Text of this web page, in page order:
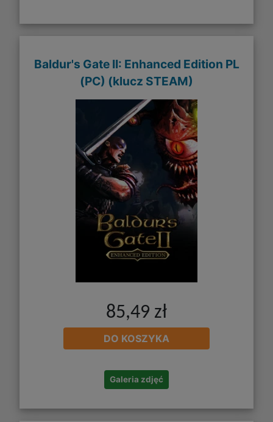
Baldur's Gate II: Enhanced Edition PL
(PC) (klucz STEAM)
85,49 zł
DO KOSZYKA
Galeria zdjęć